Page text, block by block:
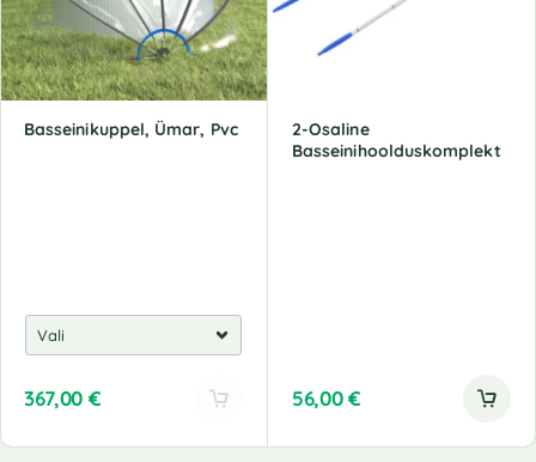
Basseinikuppel, Ümar, Pvc
367,00 €
2-Osaline
Basseinihoolduskomplekt
56,00€